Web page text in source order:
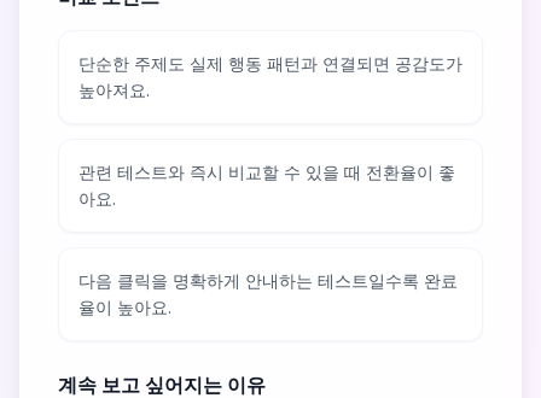
단순한 주제도 실제 행동 패턴과 연결되면 공감도가
높아져요.
관련 테스트와 즉시 비교할 수 있을 때 전환율이 좋
아요.
다음 클릭을 명확하게 안내하는 테스트일수록 완료
율이 높아요.
계속 보고 싶어지는 이유